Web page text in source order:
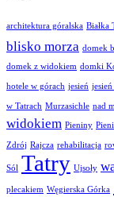
architektura góralska Białka
blisko morza domek
domek z widokiem domki
hotele w górach jesień
w Tatrach Murzasichle nad
widokiem Pieniny
Zdrój Rajcza rehabilitacja
Sól Tatry Ujsoły
plecakiem Węgierska Górka